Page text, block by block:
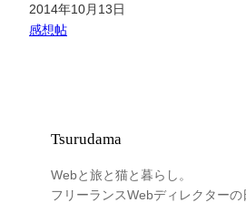
日付
2014年10月13日
関連理由
感想帖
Tsurudama
Webと旅と猫と暮らし。
フリーランスWebディレクターの